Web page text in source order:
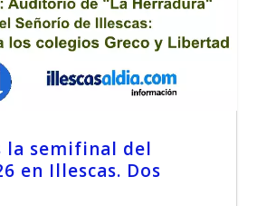
la semifinal del
en Illescas. Dos